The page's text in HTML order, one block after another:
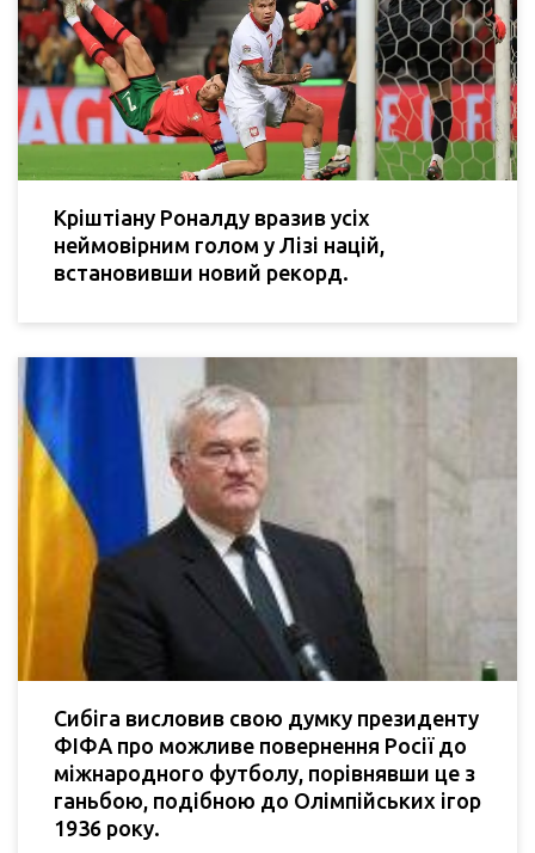
Кріштіану Роналду вразив усіх
неймовірним голом у Лізі націй,
встановивши новий рекорд.
Сибіга висловив свою думку президенту
ФІФА про можливе повернення Росії до
міжнародного футболу, порівнявши це з
ганьбою, подібною до Олімпійських ігор
1936 року.